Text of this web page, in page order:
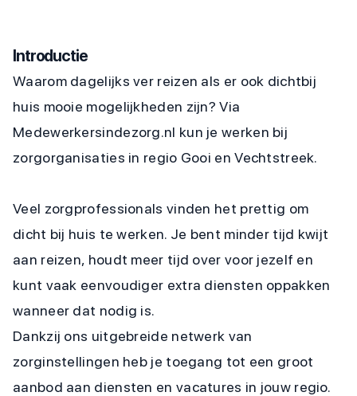
Introductie
Waarom dagelijks ver reizen als er ook dichtbij
huis mooie mogelijkheden zijn? Via
Medewerkersindezorg.nl kun je werken bij
zorgorganisaties in regio Gooi en Vechtstreek.
Veel zorgprofessionals vinden het prettig om
dicht bij huis te werken. Je bent minder tijd kwijt
aan reizen, houdt meer tijd over voor jezelf en
kunt vaak eenvoudiger extra diensten oppakken
wanneer dat nodig is.
Dankzij ons uitgebreide netwerk van
zorginstellingen heb je toegang tot een groot
aanbod aan diensten en vacatures in jouw regio.